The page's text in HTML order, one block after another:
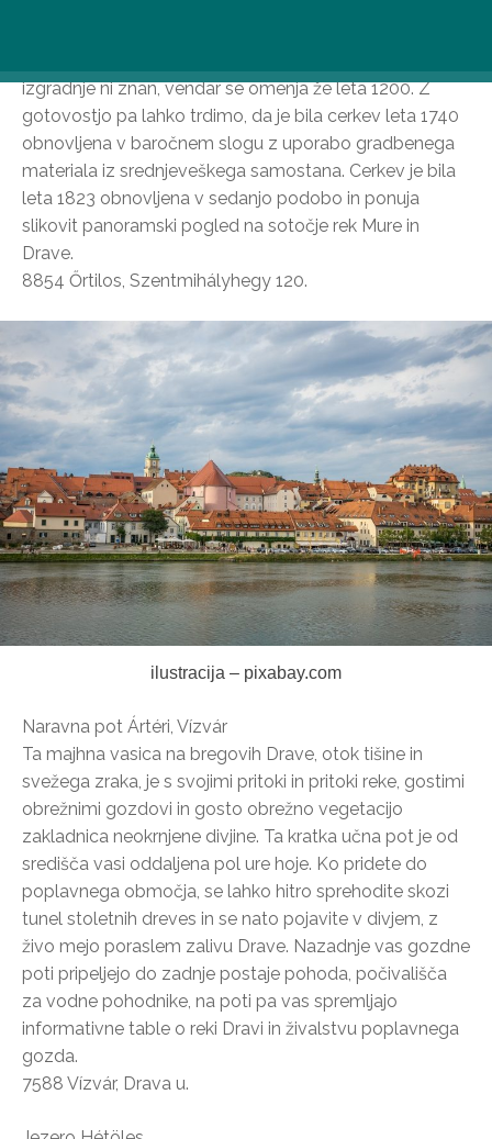
izgradnje ni znan, vendar se omenja že leta 1200. Z
gotovostjo pa lahko trdimo, da je bila cerkev leta 1740
obnovljena v baročnem slogu z uporabo gradbenega
materiala iz srednjeveškega samostana. Cerkev je bila
leta 1823 obnovljena v sedanjo podobo in ponuja
slikovit panoramski pogled na sotočje rek Mure in
Drave.
8854 Őrtilos, Szentmihályhegy 120.
ilustracija – pixabay.com
Naravna pot Ártéri, Vízvár
Ta majhna vasica na bregovih Drave, otok tišine in
svežega zraka, je s svojimi pritoki in pritoki reke, gostimi
obrežnimi gozdovi in gosto obrežno vegetacijo
zakladnica neokrnjene divjine. Ta kratka učna pot je od
središča vasi oddaljena pol ure hoje. Ko pridete do
poplavnega območja, se lahko hitro sprehodite skozi
tunel stoletnih dreves in se nato pojavite v divjem, z
živo mejo poraslem zalivu Drave. Nazadnje vas gozdne
poti pripeljejo do zadnje postaje pohoda, počivališča
za vodne pohodnike, na poti pa vas spremljajo
informativne table o reki Dravi in živalstvu poplavnega
gozda.
7588 Vízvár, Drava u.